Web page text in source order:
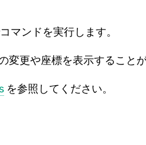
マンドを実行します。
更や座標を表示することが
を参照してください。